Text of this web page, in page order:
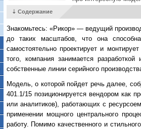
⇣ Содержание
Знакомьтесь: «Рикор» — ведущий
до таких масштабов, что она
самостоятельно проектирует и
того, компания занимается
собственные линии серийного
Модель, о которой пойдет речь далее,
401.1/15 позиционируется вендором как
или аналитиков), работающих с
применении мощного центрального
работу. Помимо качественного и